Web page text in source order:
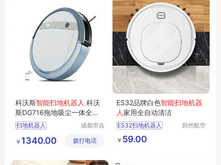
科沃斯智能扫地机器人 科沃
斯DG716拖地吸尘一体全自
动家用扫地机
扫地机器人
扫地机器人价格
扫地机器人供应
成都市吉
技有限公
￥ 1340.00 拨打电话
ES32品牌白色智能扫地机器
人家用全自动清洁
ES32扫地机器人
郑州航空
￥ 59.00